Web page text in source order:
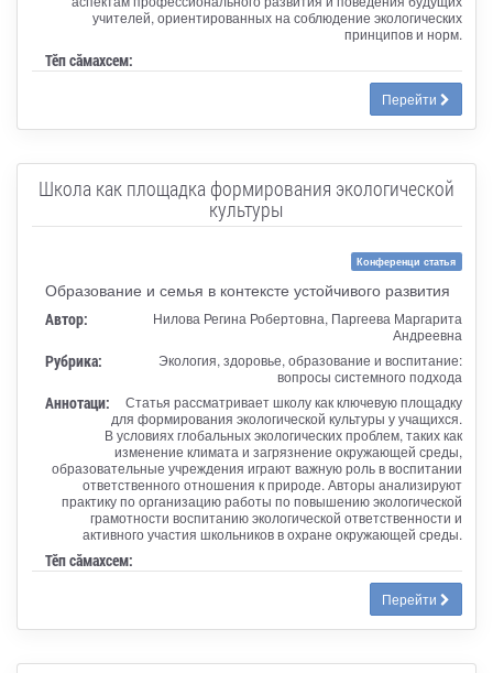
учителей, ориентированных на соблюдение экологических
принципов и норм.
Тӗп сӑмахсем:
Перейти
Школа как площадка формирования экологической
культуры
Конференци статья
Образование и семья в контексте устойчивого развития
Автор:
Нилова Регина Робертовна, Паргеева Маргарита
Андреевна
Рубрика:
Экология, здоровье, образование и воспитание:
вопросы системного подхода
Аннотаци:
Статья рассматривает школу как ключевую площадку
для формирования экологической культуры у учащихся.
В условиях глобальных экологических проблем, таких как
изменение климата и загрязнение окружающей среды,
образовательные учреждения играют важную роль в воспитании
ответственного отношения к природе. Авторы анализируют
практику по организацию работы по повышению экологической
грамотности воспитанию экологической ответственности и
активного участия школьников в охране окружающей среды.
Тӗп сӑмахсем:
Перейти